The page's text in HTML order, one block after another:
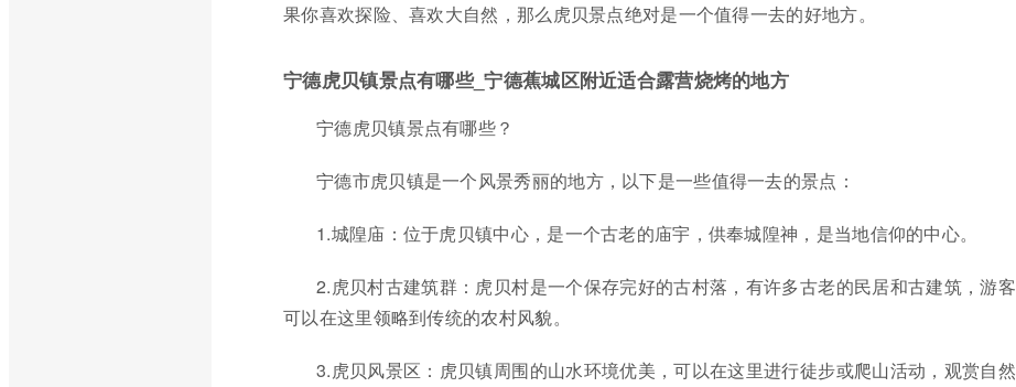
果你喜欢探险、喜欢大自然，那么虎贝景点绝对是一个值得一去的好地方。
宁德虎贝镇景点有哪些_宁德蕉城区附近适合露营烧烤的地方
宁德虎贝镇景点有哪些？
宁德市虎贝镇是一个风景秀丽的地方，以下是一些值得一去的景点：
1.城隍庙：位于虎贝镇中心，是一个古老的庙宇，供奉城隍神，是当地信仰的中心。
2.虎贝村古建筑群：虎贝村是一个保存完好的古村落，有许多古老的民居和古建筑，游客
可以在这里领略到传统的农村风貌。
3.虎贝风景区：虎贝镇周围的山水环境优美，可以在这里进行徒步或爬山活动，观赏自然